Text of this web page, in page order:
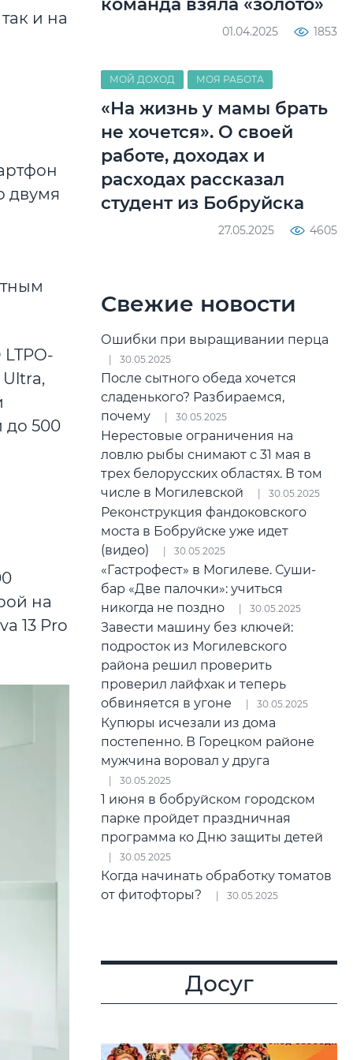
и на
двумя
до 500
на
13 Pro
команда взяла «золото»
01.04.2025 1853
МОЙ ДОХОД МОЯ РАБОТА
«На жизнь у мамы брать
не хочется». О своей
работе, доходах и
расходах рассказал
студент из Бобруйска
27.05.2025 4605
Свежие новости
Ошибки при выращивании перца
30.05.2025
После сытного обеда хочется
сладенького? Разбираемся,
почему
30.05.2025
Нерестовые ограничения на
ловлю рыбы снимают с 31 мая в
трех белорусских областях. В том
числе в Могилевской
30.05.2025
Реконструкция фандоковского
моста в Бобруйске уже идет
(видео)
30.05.2025
«Гастрофест» в Могилеве. Суши-
бар «Две палочки»: учиться
никогда не поздно
30.05.2025
Завести машину без ключей:
подросток из Могилевского
района решил проверить
проверил лайфхак и теперь
обвиняется в угоне
30.05.2025
Купюры исчезали из дома
постепенно. В Горецком районе
мужчина воровал у друга
30.05.2025
1 июня в бобруйском городском
парке пройдет праздничная
программа ко Дню защиты детей
30.05.2025
Когда начинать обработку томатов
от фитофторы?
30.05.2025
Досуг